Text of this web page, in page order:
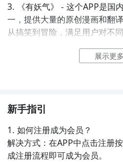
3. 《有妖气》 - 这个APP是国
一，提供大量的原创漫画和翻
从搞笑到冒险，满足用户对不
4. 《漫画人》 - 这是一款应用
5. 《动漫之家》 - 这个APP是
画、国内原创漫画等，用户可
者交流分享。
展示更多
新手指引
1. 如何注册成为会员？
解决方式：在APP中点击注册
成注册流程即可成为会员。